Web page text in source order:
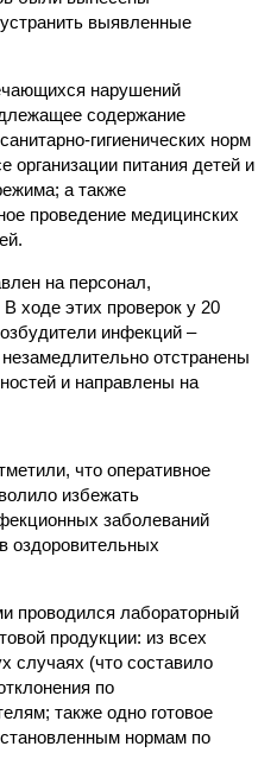
выявленные
нарушений
содержание
гигиенических норм
организации питания детей и
а также
проведение медицинских
на персонал,
ходе этих проверок у 20
инфекций –
отстранены
и направлены на
что оперативное
избежать
заболеваний
оздоровительных
проводился лабораторный
продукции: из всех
случаях (что составило
по
также одно готовое
нормам по